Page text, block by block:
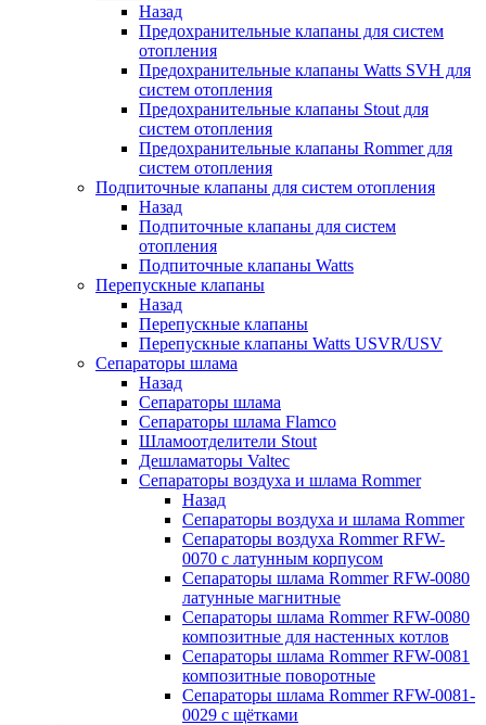
Назад
Предохранительные клапаны для систем
отопления
Предохранительные клапаны Watts SVH для
систем отопления
Предохранительные клапаны Stout для
систем отопления
Предохранительные клапаны Rommer для
систем отопления
Подпиточные клапаны для систем отопления
Назад
Подпиточные клапаны для систем
отопления
Подпиточные клапаны Watts
Перепускные клапаны
Назад
Перепускные клапаны
Перепускные клапаны Watts USVR/USV
Сепараторы шлама
Назад
Сепараторы шлама
Сепараторы шлама Flamco
Шламоотделители Stout
Дешламаторы Valtec
Сепараторы воздуха и шлама Rommer
Назад
Сепараторы воздуха и шлама Rommer
Сепараторы воздуха Rommer RFW-
0070 с латунным корпусом
Сепараторы шлама Rommer RFW-0080
латунные магнитные
Сепараторы шлама Rommer RFW-0080
композитные для настенных котлов
Сепараторы шлама Rommer RFW-0081
композитные поворотные
Сепараторы шлама Rommer RFW-0081-
0029 с щётками